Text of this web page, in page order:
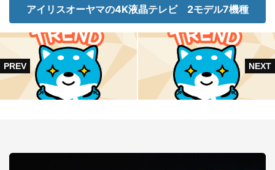
アイリスオーヤマの4K液晶テレビ 2モデル7機種